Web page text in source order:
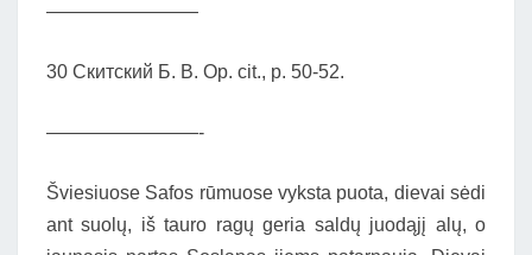
————————
30 Скитский Б. В. Ор. cit., р. 50-52.
————————-
Šviesiuose Safos rūmuose vyksta puota, dievai sėdi
ant suolų, iš tauro ragų geria saldų juodąjį alų, o